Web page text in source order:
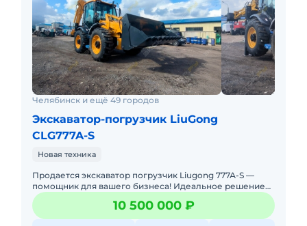
Челябинск и ещё 49 городов
Экскаватор-погрузчик LiuGong
CLG777A-S
Новая техника
Продается экскаватор погрузчик Liugong 777А-S —
помощник для вашего бизнеса! Идеальное решение
для строительства, сельского хозяйства,
коммунального и дор10 500 000 ₽